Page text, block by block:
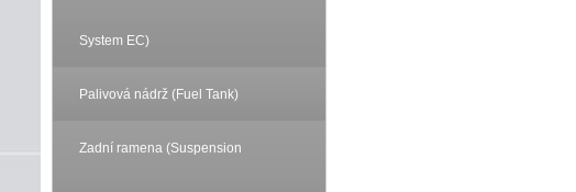
System EC)
Palivová nádrž (Fuel Tank)
Zadní ramena (Suspension